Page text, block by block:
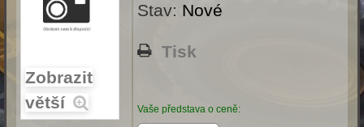
Zobrazit
větší
Stav: Nové
Tisk
Vaše představa o ceně: